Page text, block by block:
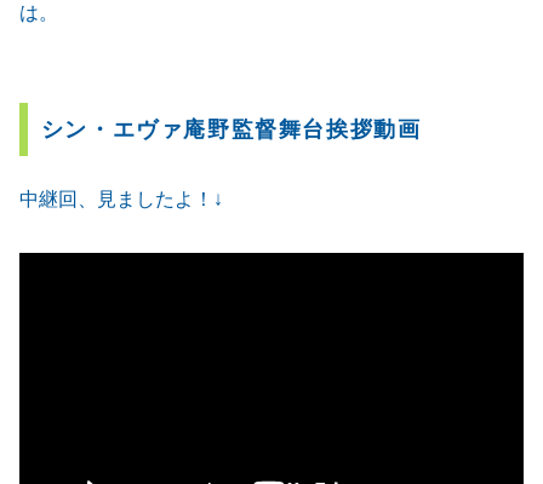
は。
シン・エヴァ庵野監督舞台挨拶動画
中継回、見ましたよ！↓